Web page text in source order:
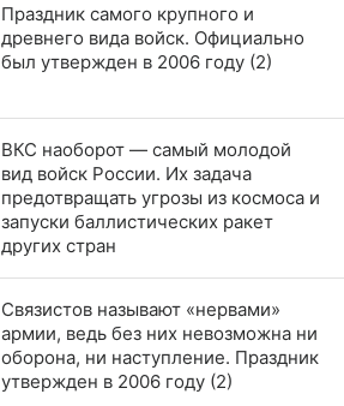
Праздник самого крупного и
древнего вида войск. Официально
был утвержден в 2006 году (2)
ВКС наоборот — самый молодой
вид войск России. Их задача
предотвращать угрозы из космоса и
запуски баллистических ракет
других стран
Связистов называют «нервами»
армии, ведь без них невозможна ни
оборона, ни наступление. Праздник
утвержден в 2006 году (2)